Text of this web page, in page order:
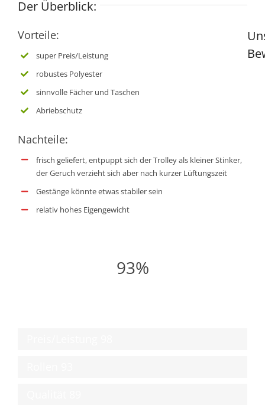
Der Überblick:
Vorteile:
super Preis/Leistung
robustes Polyester
sinnvolle Fächer und Taschen
Abriebschutz
Nachteile:
frisch geliefert, entpuppt sich der Trolley als kleiner Stinker,
der Geruch verzieht sich aber nach kurzer Lüftungszeit
Gestänge könnte etwas stabiler sein
relativ hohes Eigengewicht
93%